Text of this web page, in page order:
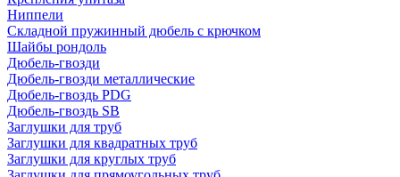
Ниппели
Складной пружинный дюбель с крючком
Шайбы рондоль
Дюбель-гвозди
Дюбель-гвозди металлические
Дюбель-гвоздь PDG
Дюбель-гвоздь SB
Заглушки для труб
Заглушки для квадратных труб
Заглушки для круглых труб